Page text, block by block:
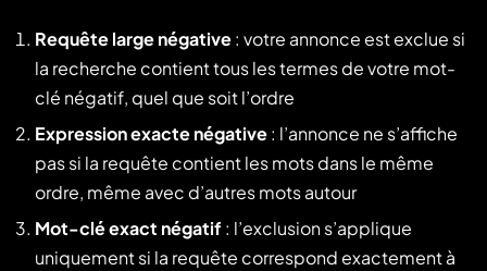
Requête large négative: votre annonce est exclue si
la recherche contient tous les termes de votre mot-
clé négatif, quel que soit l’ordre
Expression exacte négative: l’annonce ne s’affiche
pas si la requête contient les mots dans le même
ordre, même avec d’autres mots autour
Mot-clé exact négatif: l’exclusion s’applique
uniquement si la requête correspond exactement à